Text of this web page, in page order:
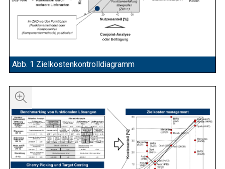
Abb. 1 Zielkostenkontrolldiagramm